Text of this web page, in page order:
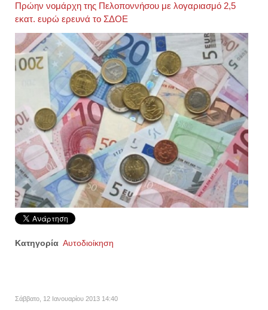
Πρώην νομάρχη της Πελοποννήσου με λογαριασμό 2,5
εκατ. ευρώ ερευνά το ΣΔΟΕ
Κατηγορία Αυτοδιοίκηση
Σάββατο, 12 Ιανουαρίου 2013 14:40